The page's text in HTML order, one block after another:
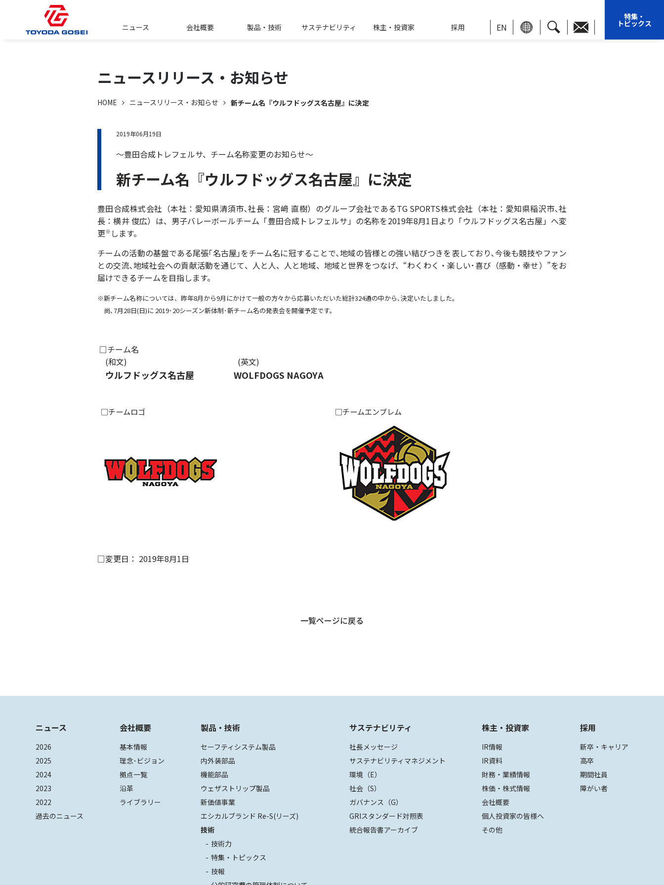
ニュース 会社概要 製品・技術 サステナビリティ 株主・投資家 採用 EN
特集・
トピックス
ニュースリリース・ お知らせ
HOME ニュースリリース・お知らせ 新チーム名『ウルフドッグス名古屋』に決定
2019年06月19日
～豊田合成トレフェルサ、チーム名称変更のお知らせ～
新チーム名『ウルフドッグス名古屋』に決定
豊田合成株式会社（本社：愛知県清須市､社長：宮﨑 直樹）のグループ会社であるTG SPORTS株式会社（本社：愛知県稲沢市､社
長：横井 俊広）は、男子バレーボールチーム「豊田合成トレフェルサ」の名称を2019年8月1日より「ウルフドッグス名古屋」へ変
更※ します。
チームの活動の基盤である尾張｢名古屋｣をチーム名に冠することで､地域の皆様との強い結びつきを表しており､今後も競技やファン
との交流､地域社会への貢献活動を通じて、人と人、人と地域、地域と世界をつなげ、“わくわく・楽しい･喜び（感動・幸せ）”をお
届けできるチームを目指します。
※新チーム名称については、昨年8月から9月にかけて一般の方々から応募いただいた総計324通の中から､決定いたしました。
尚､7月28日(日)に 2019･20シーズン新体制･新チーム名の発表会を開催予定です。
□チーム名
(和文) (英文)
ウルフドッグス名古屋 WOLFDOGS NAGOYA
□チームロゴ □チームエンブレム
□変更日： 2019年8月1日
一覧ページに戻る
ニュース
2026
2025
2024
2023
2022
過去のニュース
会社概要
基本情報
理念･ビジョン
拠点一覧
沿革
ライブラリー
製品・技術
セーフティシステム製品
内外装部品
機能部品
ウェザストリップ製品
新価値事業
エシカルブランド Re-S(リーズ)
技術
技術力
特集・トピックス
技報
サステナビリティ
社長メッセージ
サステナビリティマネジメント
環境（E）
社会（S）
ガバナンス（G）
GRIスタンダード対照表
統合報告書アーカイブ
株主・投資家
IR情報
IR資料
財務・業績情報
株価・株式情報
会社概要
個人投資家の皆様へ
その他
採用
新卒・キャリア
高卒
期間社員
障がい者